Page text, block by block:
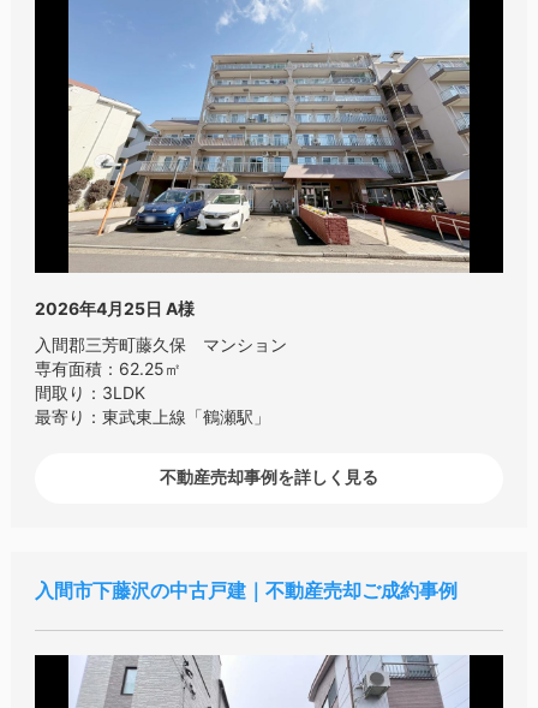
2026年4月25日 A様
入間郡三芳町藤久保 マンション
専有面積：62.25㎡
間取り：3LDK
最寄り：東武東上線「鶴瀬駅」
不動産売却事例を詳しく見る
入間市下藤沢の中古戸建｜不動産売却ご成約事例